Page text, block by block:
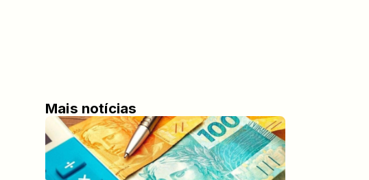
Mais notícias